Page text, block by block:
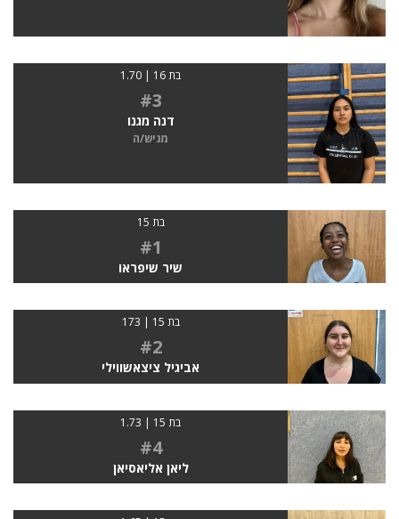
בת 16 | 1.70
#3
דנה מגנו
מגיש/ה
בת 15
#1
שיר שיפראו
בת 15 | 173
#2
אביגיל ציצאשווילי
בת 15 | 1.73
#4
ליאן אליאסיאן